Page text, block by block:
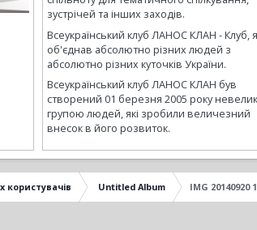
зустрічей та інших заходів.
Всеукраїнський клуб ЛАНОС КЛАН - Клуб,
об'єднав абсолютно різних людей з
абсолютно різних куточків України.
Всеукраїнський клуб ЛАНОС КЛАН був
створений 01 березня 2005 року
групою людей, які зробили величезний
внесок в його розвиток.
Untitled Album IMG 20140920